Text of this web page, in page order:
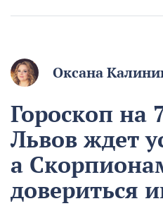
Оксана
Гороскоп на
Львов ждет
а
довериться